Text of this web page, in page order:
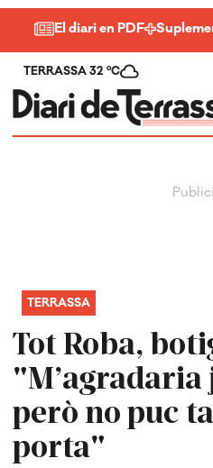
El diari en PDF
TERRASSA 32 ºC
Tot Roba,
però no puc
porta"
TERRASSA